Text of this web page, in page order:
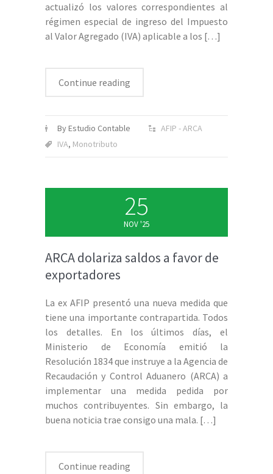
actualizó los valores correspondientes al
régimen especial de ingreso del Impuesto
al Valor Agregado (IVA) aplicable a los […]
Continue reading
By Estudio Contable
AFIP - ARCA
IVA, Monotributo
25
NOV '25
ARCA dolariza saldos a favor de
exportadores
La ex AFIP presentó una nueva medida que
tiene una importante contrapartida. Todos
los detalles. En los últimos días, el
Ministerio de Economía emitió la
Resolución 1834 que instruye a la Agencia de
Recaudación y Control Aduanero (ARCA) a
implementar una medida pedida por
muchos contribuyentes. Sin embargo, la
buena noticia trae consigo una mala. […]
Continue reading